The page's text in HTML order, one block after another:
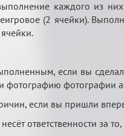
каждого из
(2 ячейки).
если вы
фотографию фотографии
если вы пришли
ответственности за